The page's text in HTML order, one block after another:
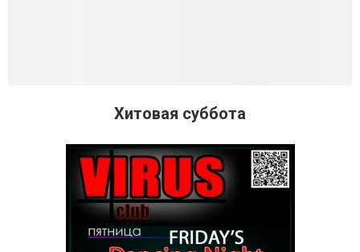
Хитовая суббота